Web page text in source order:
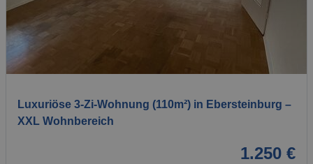
Luxuriöse 3-Zi-Wohnung (110m²) in Ebersteinburg –
XXL Wohnbereich
1.250 €